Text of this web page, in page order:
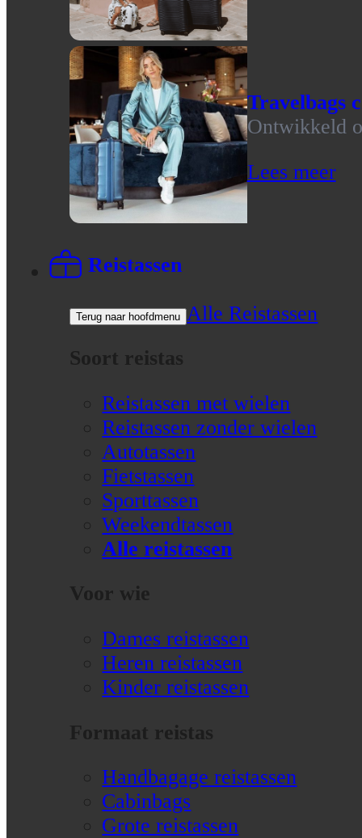
Travelbags
Ontwikkeld
Lees meer
Reistassen
Terug naar hoofdmenu
Alle Reistassen
Soort reistas
Reistassen met wielen
Reistassen zonder wielen
Autotassen
Fietstassen
Sporttassen
Weekendtassen
Alle reistassen
Voor wie
Dames reistassen
Heren reistassen
Kinder reistassen
Formaat reistas
Handbagage reistassen
Cabinbags
Grote reistassen